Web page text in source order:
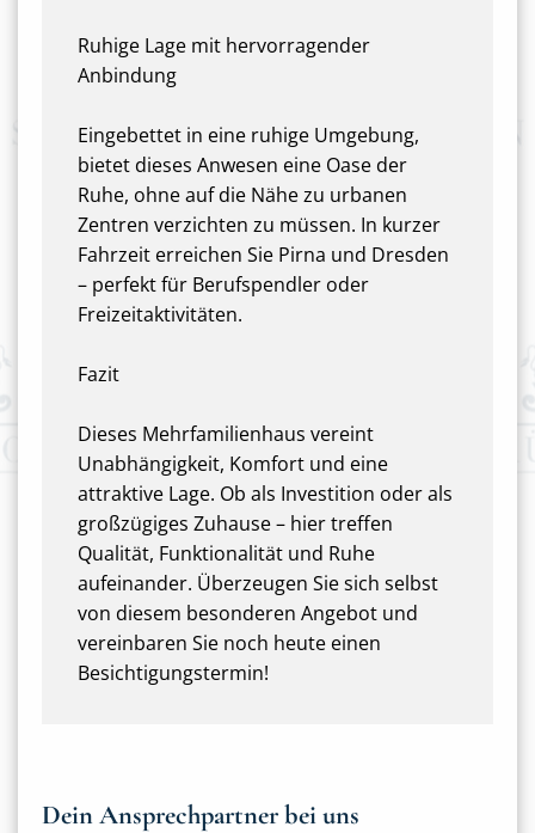
Ruhige Lage mit hervorragender
Anbindung
Eingebettet in eine ruhige Umgebung,
bietet dieses Anwesen eine Oase der
Ruhe, ohne auf die Nähe zu urbanen
Zentren verzichten zu müssen. In kurzer
Fahrzeit erreichen Sie Pirna und Dresden
– perfekt für Berufspendler oder
Freizeitaktivitäten.
Fazit
Dieses Mehrfamilienhaus vereint
Unabhängigkeit, Komfort und eine
attraktive Lage. Ob als Investition oder als
großzügiges Zuhause – hier treffen
Qualität, Funktionalität und Ruhe
aufeinander. Überzeugen Sie sich selbst
von diesem besonderen Angebot und
vereinbaren Sie noch heute einen
Besichtigungstermin!
Dein Ansprechpartner bei uns